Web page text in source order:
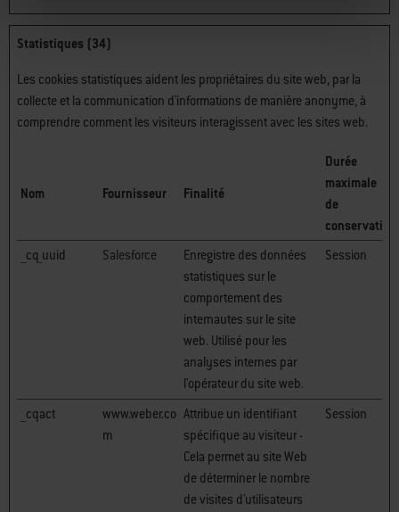
Statistiques (34)
Les cookies statistiques aident les propriétaires du site web, par la
collecte et la communication d'informations de manière anonyme, à
comprendre comment les visiteurs interagissent avec les sites web.
Nom Fournisseur Finalité
Durée
maximale
de
conservation
__cq_uuid
Salesforce
Enregistre des données
statistiques sur le
comportement des
internautes sur le site
web. Utilisé pour les
analyses internes par
l'opérateur du site web.
Session
__cqact
www.weber.co
m
Attribue un identifiant
spécifique au visiteur -
Cela permet au site Web
de déterminer le nombre
de visites d'utilisateurs
Session